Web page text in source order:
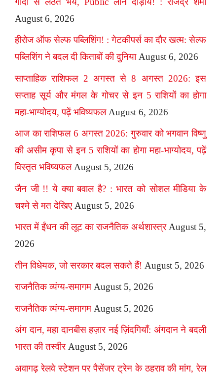
August 6, 2026
हीरोज ऑफ सेल्फ पब्लिशिंग! : गेटकीपर्स का दौर खत्म: सेल्फ
पब्लिशिंग ने बदल दी किताबों की दुनिया August 6, 2026
साप्ताहिक राशिफल 2 अगस्त से 8 अगस्त 2026: इस
सप्ताह सूर्य और मंगल के गोचर से इन 5 राशियों का होगा
महा-भाग्योदय, पढ़ें भविष्यफल August 6, 2026
आज का राशिफल 6 अगस्त 2026: गुरुवार को भगवान विष्णु
की असीम कृपा से इन 5 राशियों का होगा महा-भाग्योदय, पढ़ें
विस्तृत भविष्यफल August 5, 2026
जैन जी !! ये क्या बवाल है? : भारत को सोशल मीडिया के
चश्मे से मत देखिए August 5, 2026
भारत में ईंधन की लूट का राजनैतिक अर्थशास्त्र August 5,
2026
तीन विधेयक, जो सरकार बदल सकते हैं! August 5, 2026
राजनैतिक व्यंग्य-समागम August 5, 2026
राजनैतिक व्यंग्य-समागम August 5, 2026
अंग दान, महा दानबीस हज़ार नई ज़िंदगियाँ: अंगदान ने बदली
भारत की तस्वीर August 5, 2026
अवागढ़ रेलवे स्टेशन पर पैसेंजर ट्रेन के ठहराव की मांग, रेल